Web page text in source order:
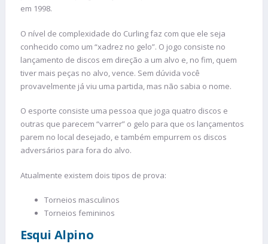
em 1998.
O nível de complexidade do Curling faz com que ele seja
conhecido como um “xadrez no gelo”. O jogo consiste no
lançamento de discos em direção a um alvo e, no fim, quem
tiver mais peças no alvo, vence. Sem dúvida você
provavelmente já viu uma partida, mas não sabia o nome.
O esporte consiste uma pessoa que joga quatro discos e
outras que parecem “varrer” o gelo para que os lançamentos
parem no local desejado, e também empurrem os discos
adversários para fora do alvo.
Atualmente existem dois tipos de prova:
Torneios masculinos
Torneios femininos
Esqui Alpino